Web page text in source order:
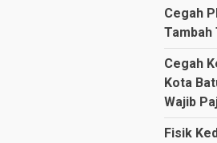
Cegah
Tambah
Cegah
Kota
Wajib
Fisik